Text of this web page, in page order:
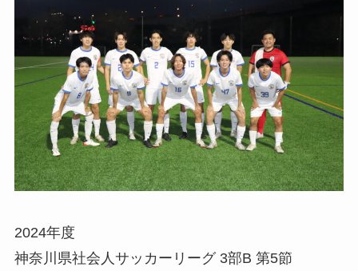
2024年度
神奈川県社会人サッカーリーグ 3部B 第5節